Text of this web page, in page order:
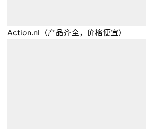
Action.nl（产品齐全，价格便宜）